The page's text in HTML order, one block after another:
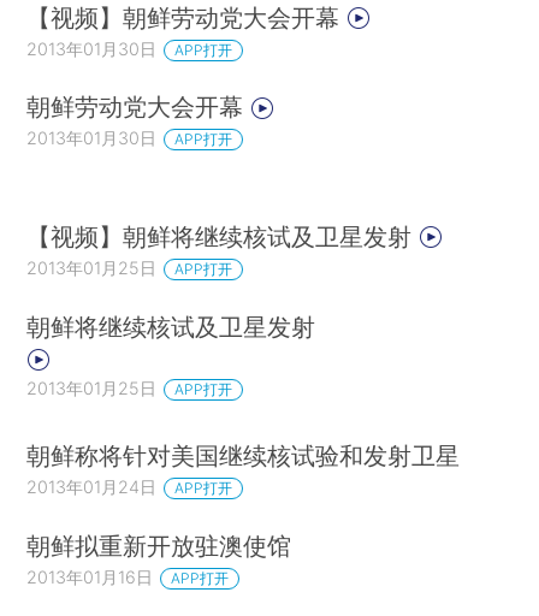
【视频】朝鲜劳动党大会开幕
2013年01月30日 APP打开
朝鲜劳动党大会开幕
2013年01月30日 APP打开
【视频】朝鲜将继续核试及卫星发射
2013年01月25日 APP打开
朝鲜将继续核试及卫星发射
2013年01月25日 APP打开
朝鲜称将针对美国继续核试验和发射卫星
2013年01月24日 APP打开
朝鲜拟重新开放驻澳使馆
2013年01月16日 APP打开